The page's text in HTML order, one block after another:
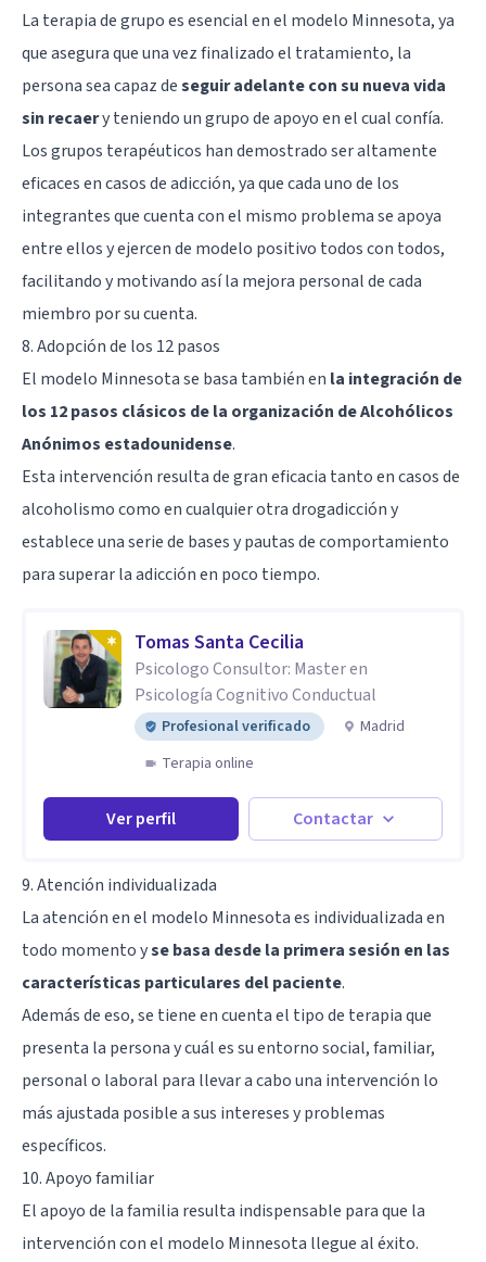
La terapia de grupo es esencial en el modelo Minnesota, ya
que asegura que una vez finalizado el tratamiento, la
persona sea capaz deseguir adelante con su nueva vida
sin recaery teniendo un grupo de apoyo en el cual confía.
Los grupos terapéuticos han demostrado ser altamente
eficaces en casos de adicción, ya que cada uno de los
integrantes que cuenta con el mismo problema se apoya
entre ellos y ejercen de modelo positivo todos con todos,
facilitando y motivando así la mejora personal de cada
miembro por su cuenta.
8. Adopción de los 12 pasos
El modelo Minnesota se basa también en la integración de
los 12 pasos clásicos de la organización de Alcohólicos
Anónimos estadounidense.
Esta intervención resulta de gran eficacia tanto en casos de
alcoholismo como en cualquier otra drogadicción y
establece una serie de bases y pautas de comportamiento
para superar la adicción en poco tiempo.
Tomas Santa Cecilia
Psicologo Consultor: Master en
Psicología Cognitivo Conductual
Profesional verificado
Madrid
Terapia online
Ver perfil Contactar
9. Atención individualizada
La atención en el modelo Minnesota es individualizada en
todo momento yse basa desde la primera sesión en las
características particulares del paciente.
Además de eso, se tiene en cuenta el tipo de terapia que
presenta la persona y cuál es su entorno social, familiar,
personal o laboral para llevar a cabo una intervención lo
más ajustada posible a sus intereses y problemas
específicos.
10. Apoyo familiar
El apoyo de la familia resulta indispensable para que la
intervención con el modelo Minnesota llegue al éxito.